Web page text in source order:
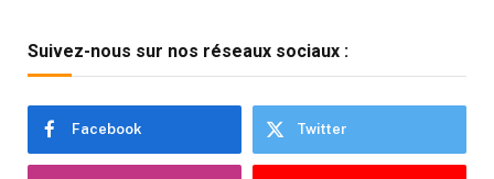
Suivez-nous sur nos réseaux sociaux :
Facebook Twitter